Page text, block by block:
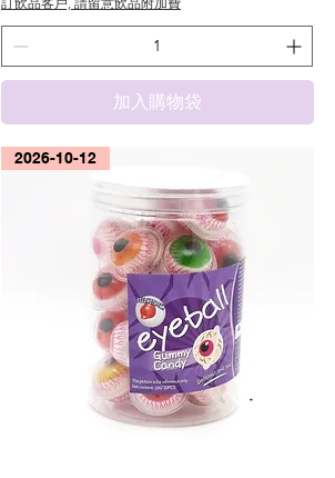
加入購物袋
2026-10-12